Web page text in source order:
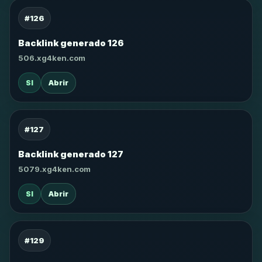
#126
Backlink generado 126
506.xg4ken.com
SI Abrir
#127
Backlink generado 127
5079.xg4ken.com
SI Abrir
#129